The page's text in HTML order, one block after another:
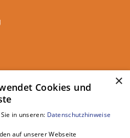
×
Cookies und
in unseren: Datenschutzhinweise
auf unserer Webseite